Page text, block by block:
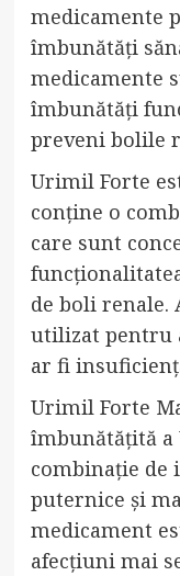
medicamente
îmbunătăți
medicamente
îmbunătăți
preveni bolile
Urimil Forte
conține o
care sunt
de boli renale.
utilizat pentru
ar fi
Urimil Forte
îmbunătățită a
combinație de
puternice și
medicament
afecțiuni mai